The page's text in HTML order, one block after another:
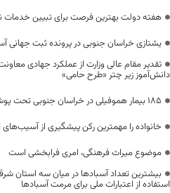
هفته دولت بهترین فرصت برای تبیین خدمات
یشتازی خراسان جنوبی در پرونده ثبت جهانی
دانش‌آموز زیر چتر «طرح حامی»
۱۸۵ بیمار هموفیلی در خراسان جنوبی تحت پوشش خدمات بیمه سلامت قرار دارند
خانواده را مهمترین رکن پیشگیری از
موضوع میراث فرهنگی، امری فرابخشی است
بیشترین تعداد آسبادها در میان سه استان
استفاده از اعتبارات ملی برای مرمت آسبادها